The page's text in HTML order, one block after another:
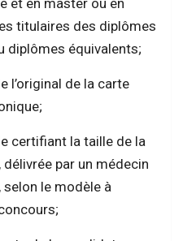
titulaires des diplômes
diplômes équivalents;
l’original de la carte
certifiant la taille de la
par un médecin
le modèle à